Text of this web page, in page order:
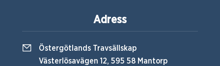
Adress
Östergötlands Travsällskap
Västerlösavägen 12, 595 58 Mantorp